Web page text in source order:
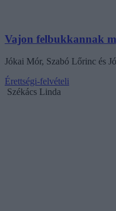
Vajon felbukkannak
Jókai Mór, Szabó Lőrinc és
Érettségi-felvételi
Székács Linda